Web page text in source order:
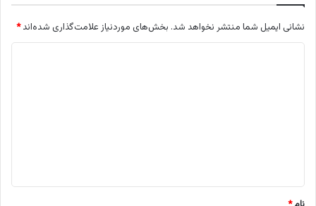
نشانی ایمیل شما منتشر نخواهد شد. بخش‌های موردنیاز علامت‌گذاری شده‌اند*